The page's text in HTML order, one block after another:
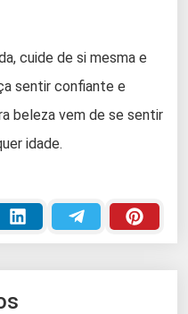
cuide de si mesma e
sentir confiante e
beleza vem de se sentir
idade.